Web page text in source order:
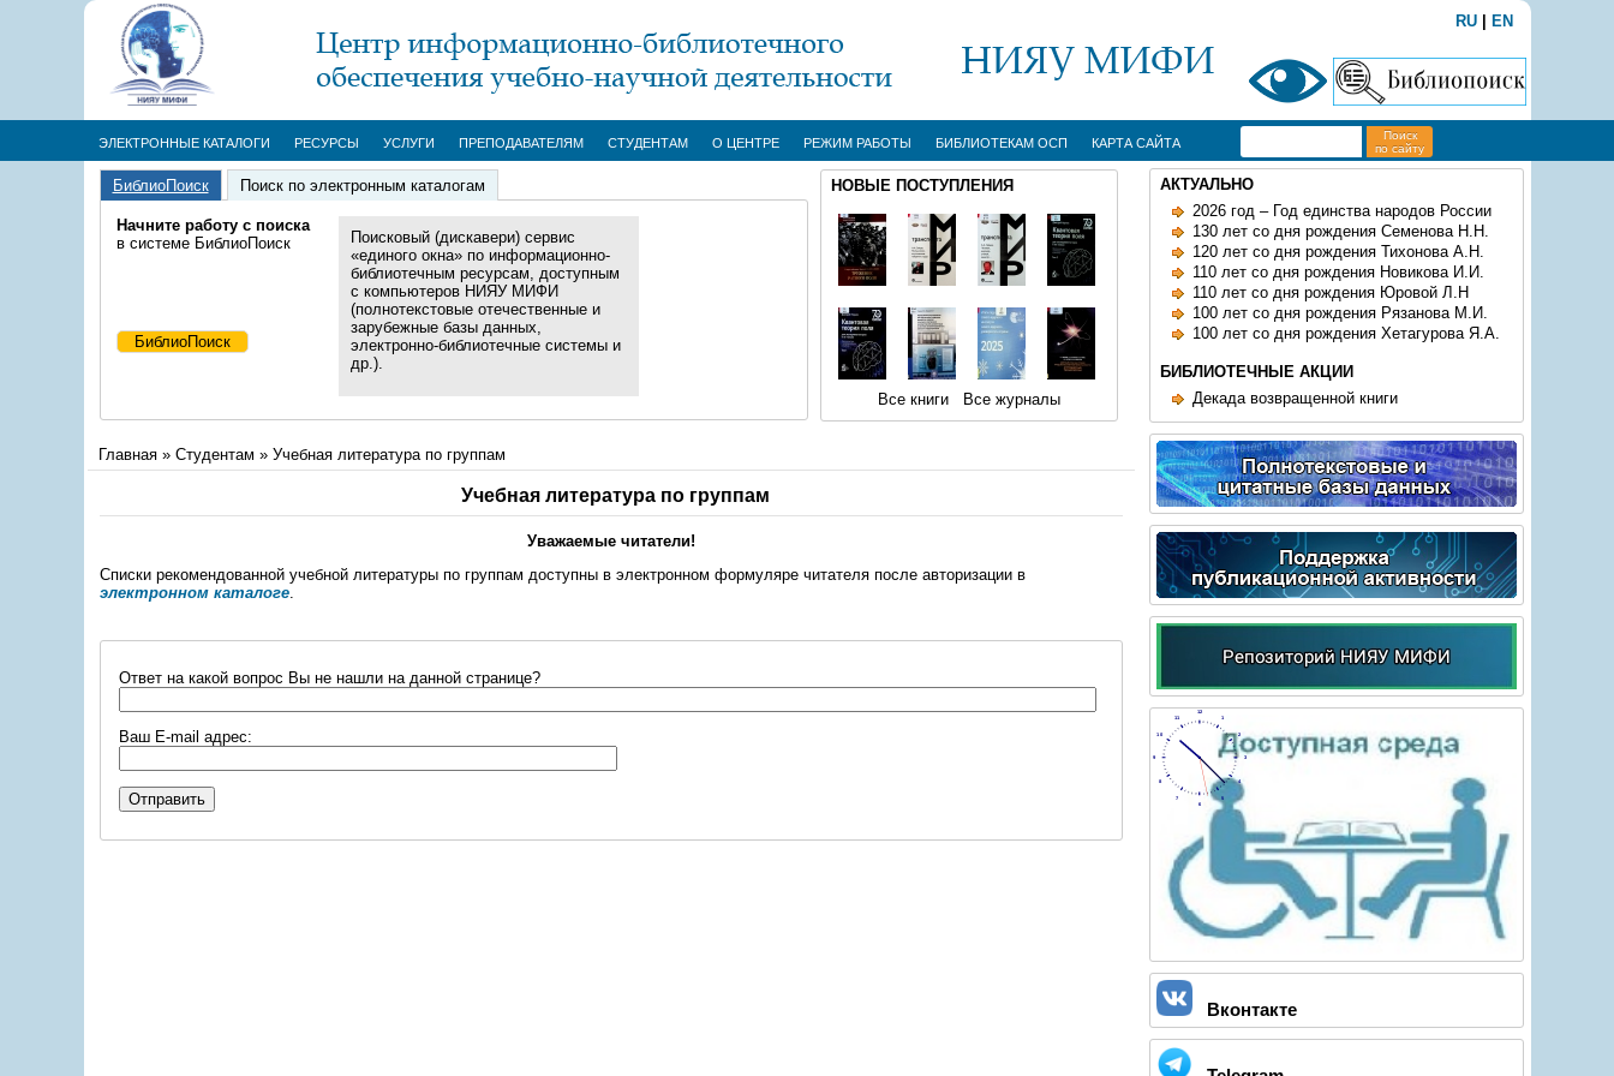
RU| EN
ЭЛЕКТРОННЫЕ КАТАЛОГИ РЕСУРСЫ УСЛУГИ ПРЕПОДАВАТЕЛЯМ СТУДЕНТАМ О ЦЕНТРЕ РЕЖИМ РАБОТЫ БИБЛИОТЕКАМ ОСП КАРТА САЙТА
Поиск
по сайту
БиблиоПоиск Поиск по электронным каталогам
Начните работу с поиска
в системе БиблиоПоиск
Поисковый (дискавери) сервис
«единого окна» по информационно-
библиотечным ресурсам, доступным
с компьютеров НИЯУ МИФИ
(полнотекстовые отечественные и
зарубежные базы данных,
электронно-библиотечные системы и
др.).
НОВЫЕ ПОСТУПЛЕНИЯ
Все книги Все журналы
Главная» Студентам » Учебная литература по группам
Учебная литература по группам
Уважаемые читатели!
Списки рекомендованной учебной литературы по группам доступны в электронном формуляре читателя после авторизации в
электронном каталоге.
Ответ на какой вопрос Вы не нашли на данной странице?
Ваш E-mail адрес:
АКТУАЛЬНО
2026 год – Год единства народов России
130 лет со дня рождения Семенова Н.Н.
120 лет со дня рождения Тихонова А.Н.
110 лет со дня рождения Новикова И.И.
110 лет со дня рождения Юровой Л.Н
100 лет со дня рождения Рязанова М.И.
100 лет со дня рождения Хетагурова Я.А.
БИБЛИОТЕЧНЫЕ АКЦИИ
Декада возвращенной книги
1
2
3
4
5
6
7
8
9
10
11
12
Вконтакте